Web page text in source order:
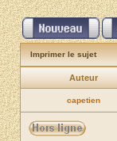
Imprimer le sujet
Auteur
capetien